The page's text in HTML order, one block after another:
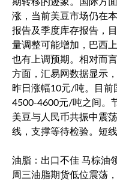
涨，当前美豆市场仍在
报告及季度库存报告，
量调整可能增加，巴西
也有上调预期。相对而
方面，汇易网数据显示
昨日涨幅10元/吨。目前
4500-4600元/吨之间。
美豆与人民币共振中震
线，支撑等待检验。短线
油脂：出口不佳 马棕油
周三油脂期货低位震荡